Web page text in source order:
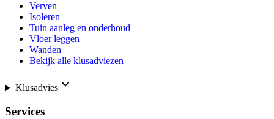
Verven
Isoleren
Tuin aanleg en onderhoud
Vloer leggen
Wanden
Bekijk alle klusadviezen
Klusadvies
Services